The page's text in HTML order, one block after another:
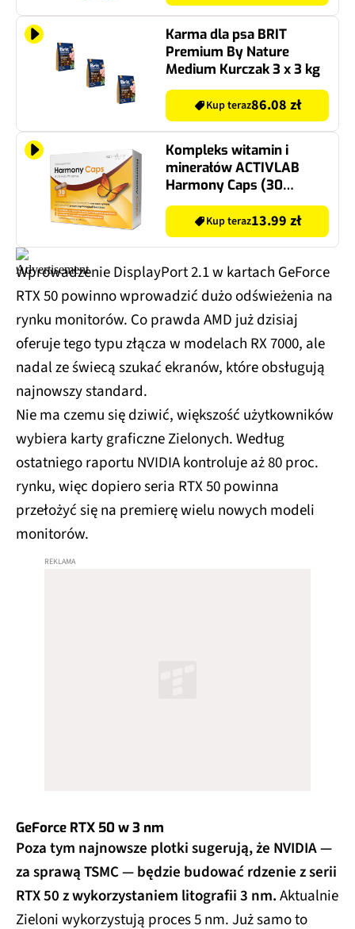
Karma dla psa BRIT
Premium By Nature
Medium Kurczak 3 x 3 kg
Kup teraz86.08 zł
Kompleks witamin i
minerałów ACTIVLAB
Harmony Caps (30
kapsułek)
Kup teraz13.99 zł
Wprowadzenie DisplayPort 2.1 w kartach GeForce
RTX 50 powinno wprowadzić dużo odświeżenia na
rynku monitorów. Co prawda AMD już dzisiaj
oferuje tego typu złącza w modelach RX 7000, ale
nadal ze świecą szukać ekranów, które obsługują
najnowszy standard.
Nie ma czemu się dziwić, większość użytkowników
wybiera karty graficzne Zielonych. Według
ostatniego raportu NVIDIA kontroluje aż 80 proc.
rynku, więc dopiero seria RTX 50 powinna
przełożyć się na premierę wielu nowych modeli
monitorów.
GeForce RTX 50 w 3 nm
Poza tym najnowsze plotki sugerują, że NVIDIA —
za sprawą TSMC — będzie budować rdzenie z serii
RTX 50 z wykorzystaniem litografii 3 nm.Aktualnie
Zieloni wykorzystują proces 5 nm. Już samo to